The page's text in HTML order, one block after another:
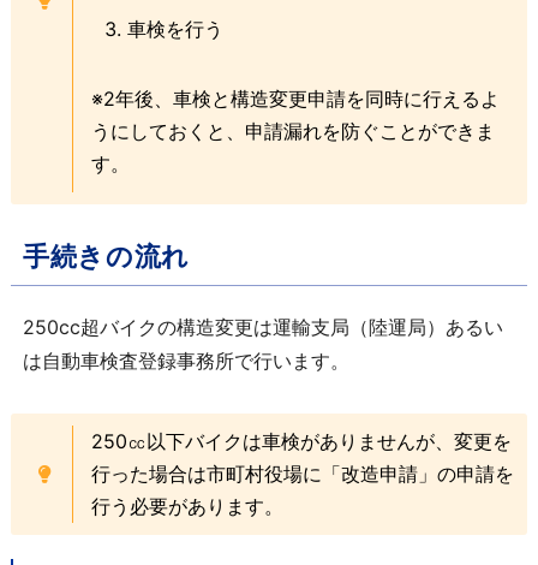
車検を行う
※2年後、車検と構造変更申請を同時に行えるよ
うにしておくと、申請漏れを防ぐことができま
す。
手続きの流れ
250cc超バイクの構造変更は運輸支局（陸運局）あるい
は自動車検査登録事務所で行います。
250㏄以下バイクは車検がありませんが、変更を
行った場合は市町村役場に「改造申請」の申請を
行う必要があります。